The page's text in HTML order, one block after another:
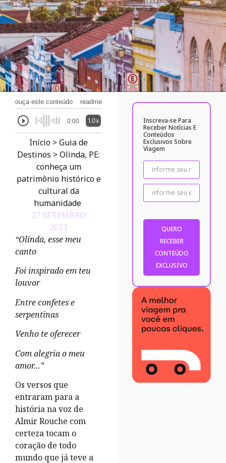
ouça este conteúdo readme
0:00 1.0x
Início >Guia de
Destinos >Olinda, PE:
conheça um
patrimônio histórico e
cultural da
humanidade
27 SETEMBRO
2023
“Olinda, esse meu
canto
Foi inspirado em teu
louvor
Entre confetes e
serpentinas
Venho te oferecer
Com alegria o meu
amor…”
Os versos que
entraram para a
história na voz de
Almir Rouche com
certeza tocam o
coração de todo
mundo que já teve a
Inscreva-se Para
Receber Notícias E
Conteúdos
Exclusivos Sobre
Viagem